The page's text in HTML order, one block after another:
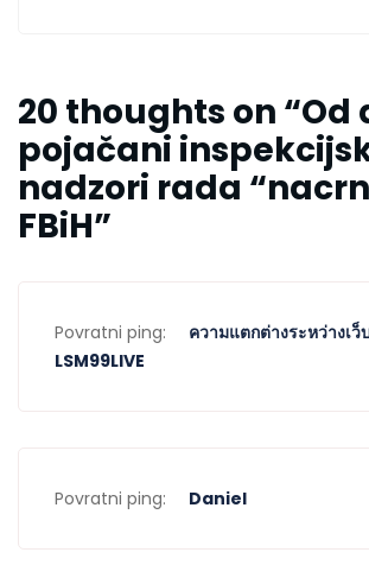
20 thoughts on “Od
pojačani
nadzori rada
FBiH”
Povratni ping:
ความแตกต่างระหว่างเ
LSM99LIVE
Povratni ping: Daniel